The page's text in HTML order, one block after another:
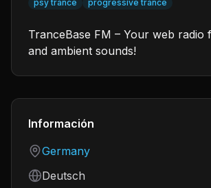
psy trance progressive trance
TranceBase FM – Your web radio
and ambient sounds!
Información
Country
Germany
Language
Deutsch